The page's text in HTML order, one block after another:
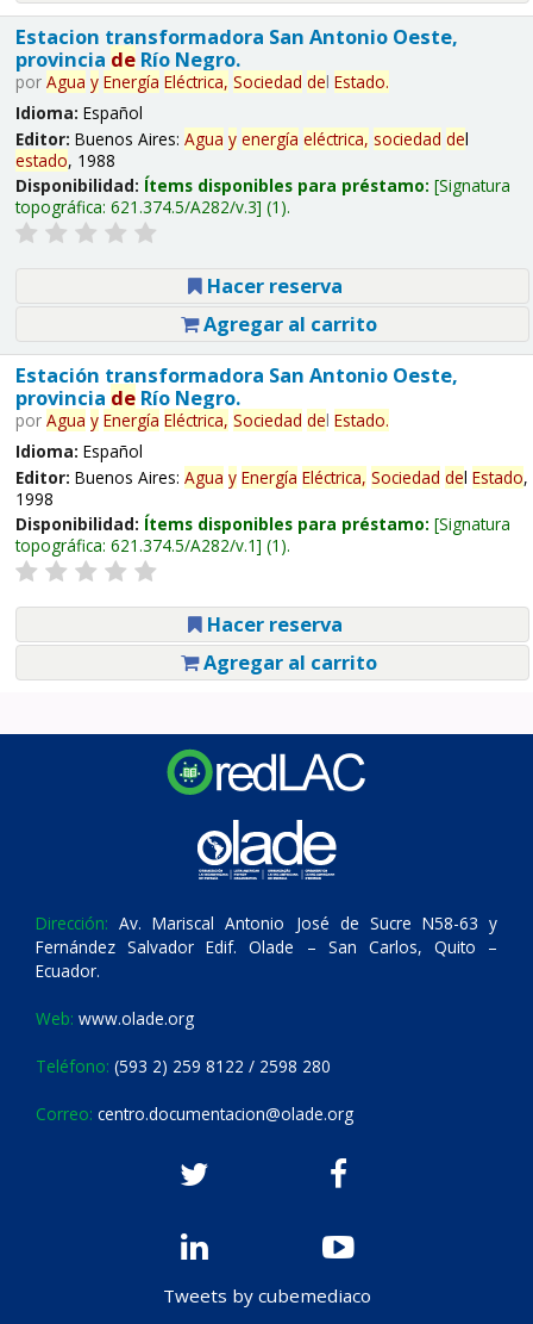
Estacion transformadora San Antonio Oeste,
provincia deRío Negro.
por Agua y Energía Eléctrica, Sociedad del Estado.
Idioma: Español
Editor: Buenos Aires: Agua y energía eléctrica, sociedad del
estado, 1988
Disponibilidad: Ítems disponibles para préstamo: Signatura
topográfica: 621.374.5/A282/v.3 (1).
Hacer reserva
Agregar al carrito
Estación transformadora San Antonio Oeste,
provincia deRío Negro.
por Agua y Energía Eléctrica, Sociedad del Estado.
Idioma: Español
Editor: Buenos Aires: Agua y Energía Eléctrica, Sociedad del Estado,
1998
Disponibilidad: Ítems disponibles para préstamo: Signatura
topográfica: 621.374.5/A282/v.1 (1).
Hacer reserva
Agregar al carrito
Dirección: Av. Mariscal Antonio José de Sucre N58-63 y
Fernández Salvador Edif. Olade – San Carlos, Quito –
Ecuador.
Web: www.olade.org
Teléfono: (593 2) 259 8122 / 2598 280
Correo: centro.documentacion@olade.org
Tweets by cubemediaco